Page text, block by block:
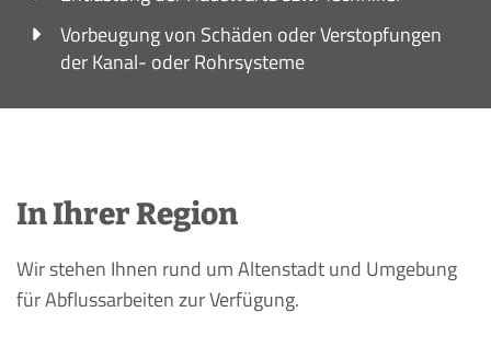
Vorbeugung von Schäden oder Verstopfungen
der Kanal- oder Rohrsysteme
In Ihrer Region
Wir stehen Ihnen rund um Altenstadt und Umgebung
für Abflussarbeiten zur Verfügung.